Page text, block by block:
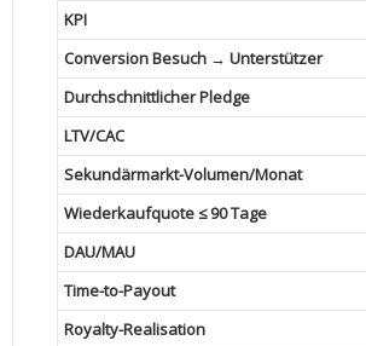
KPI
Conversion Besuch → Unterstützer
Durchschnittlicher⁤ Pledge
LTV/CAC
Sekundärmarkt-Volumen/Monat
Wiederkaufquote ≤ 90 Tage
DAU/MAU
Time-to-Payout
Royalty-Realisation